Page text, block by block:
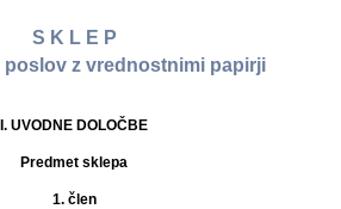
S K L E P
z vrednostnimi papirji
I. UVODNE DOLOČBE
Predmet sklepa
1. člen